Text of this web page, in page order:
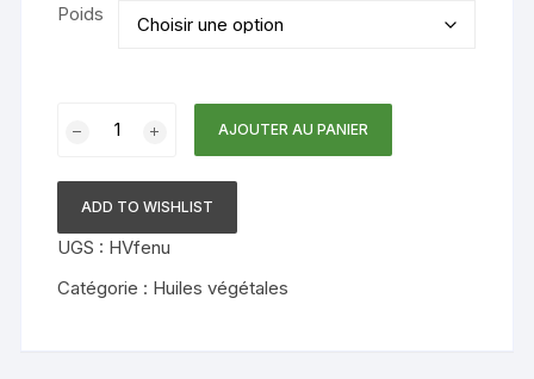
Poids
fenugrec
AJOUTER AU PANIER
ADD TO WISHLIST
UGS : HVfenu
Catégorie : Huiles végétales